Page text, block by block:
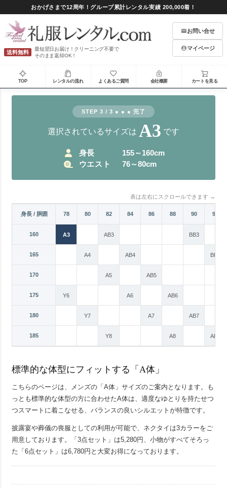
おかげさまで12周年！グループ累計レンタル実績 200,000着！
送料無料
最短翌日お届け！クリーニング不要で
そのまま返却OK！
お問い合せ
マイページ
TOP レンタルの流れ よくあるご質問 会社概要 カートを見る
STEP 3 / 3 ● ● ● 完了
選択されているサイズは A3 です
身長
155～160cm
ウエスト
76～80cm
表は左右にスクロールできます →
身長 / 胴囲
74 76 78 80 82 84 86 88 90 92
160 A3 AB3 BB3
165 A4 AB4 BB4
170 A5 AB5
175 Y6 A6 AB6
180 Y7 A7 AB7
185 Y8 A8 AB8
標準的な体型にフィットする「A体」
こちらのページは、メンズの「A体」サイズのご案内となります。も
っとも標準的な体型の方に合わせたA体は、適度なゆとりを持たせつ
つスマートに着こなせる、バランスの良いシルエットが特徴です。
披露宴や葬儀の喪服としての利用が可能で、ネクタイは3カラーをご
用意しております。「3点セット」は5,280円、小物がすべてそろっ
た「6点セット」は6,780円と大変お得になっております。